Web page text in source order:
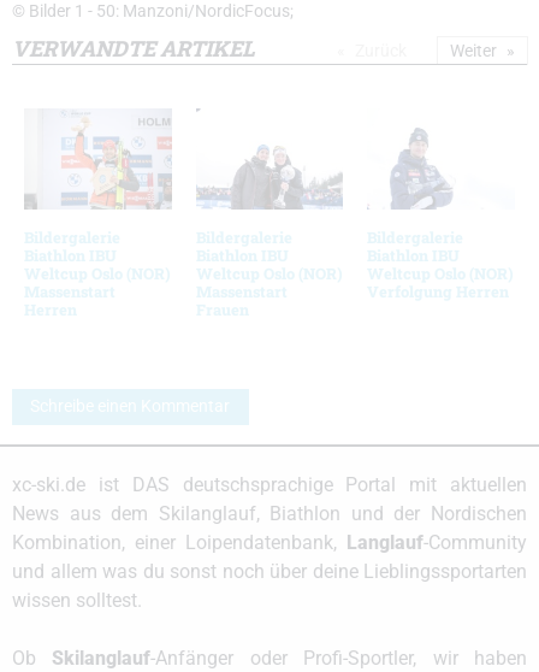
© Bilder 1 - 50: Manzoni/NordicFocus;
VERWANDTE ARTIKEL
Bildergalerie
Biathlon IBU
Weltcup Oslo (NOR)
Massenstart
Herren
Bildergalerie
Biathlon IBU
Weltcup Oslo (NOR)
Massenstart
Frauen
Bildergalerie
Biathlon IBU
Weltcup Oslo (NOR)
Verfolgung Herren
Weiter
Schreibe einen Kommentar
xc-ski.de ist DAS deutschsprachige Portal mit aktuellen
News aus dem Skilanglauf, Biathlon und der Nordischen
Kombination, einer Loipendatenbank,
Langlauf-Community
und allem was du sonst noch über deine Lieblingssportarten
wissen solltest.
Ob Skilanglauf-Anfänger oder Profi-Sportler, wir haben